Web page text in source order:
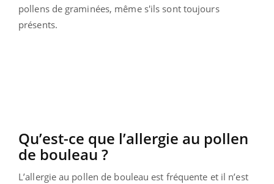
pollens de graminées, même s'ils sont toujours
présents.
Qu’est-ce que l’allergie au pollen
de bouleau ?
L’allergie au pollen de bouleau est fréquente et il n’est